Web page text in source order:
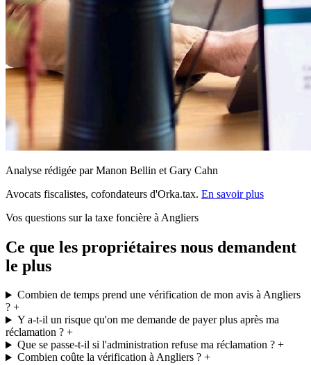
Analyse rédigée par Manon Bellin et Gary Cahn
Avocats fiscalistes, cofondateurs d'Orka.tax. En savoir plus
Vos questions sur la taxe foncière à Angliers
Ce que les propriétaires nous demandent
le plus
Combien de temps prend une vérification de mon avis à Angliers
? +
Y a-t-il un risque qu'on me demande de payer plus après ma
réclamation ? +
Que se passe-t-il si l'administration refuse ma réclamation ?+
Combien coûte la vérification à Angliers ?+